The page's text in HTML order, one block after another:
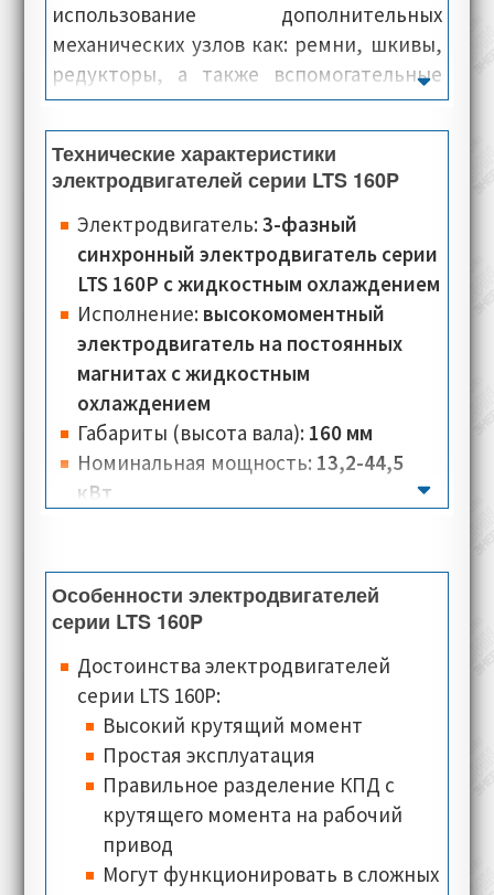
использование дополнительных
механических узлов как: ремни, шкивы,
редукторы, а также вспомогательные
валы. Цель использования крутящего
момента электропривода Oemer Motori
LTS 160P - это перенос крутящего
момента вала, сразу на рабочий привод
промышленного оборудования.
Несмотря на небольшие размеры,
электродвигатели данной серии в
процессе работы, характеризуются
минимальным показателем уровня
шума, но при этом выдают высокие
крутящий момент и скорость.
Принудительная система водяного
охлаждения, обеспечивает
эффективный отвод тепла, что
Технические характеристики
электродвигателей серии LTS 160P
Электродвигатель:3-фазный
синхронный электродвигатель серии
LTS 160P с жидкостным охлаждением
Исполнение: высокомоментный
электродвигатель на постоянных
магнитах с жидкостным
охлаждением
Габариты (высота вала): 160 мм
Номинальная мощность: 13,2-44,5
кВт
Номинальная скорость:200-700 об/
мин
Номинальное напряжение:
Номинальный ток:32,4-93,1 А
Тип соединения:
Класс изоляции:F
Класс теплостойкости:PTO Klixon (по
умолчанию), PTC, KTY84-130, PT100
(опционально)
Типы монтажного исполнения:
B3,B35 (для электродвигателей где
Особенности электродвигателей
серии LTS 160P
Достоинства электродвигателей
серии LTS 160P:
Высокий крутящий момент
Простая эксплуатация
Правильное разделение КПД c
крутящего момента на рабочий
привод
Могут функционировать в сложных